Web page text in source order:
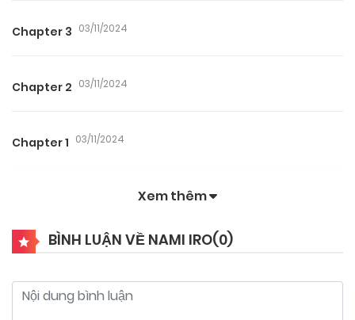
Chapter 3 03/11/2024
Chapter 2 03/11/2024
Chapter 1 03/11/2024
Xem thêm
BÌNH LUẬN VỀ NAMI IRO(0)